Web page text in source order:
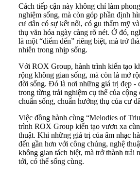
Cách tiếp cận này không chỉ làm
nghiệm sống, mà còn góp phần định
cư dân có sự kết nối, có gu thẩm mỹ
thụ văn hóa ngày càng rõ nét. Ở đó,
là một “điểm đến” riêng biệt, mà trở
nhiên trong nhịp sống.
Với ROX Group, hành trình kiến tạo
rộng không gian sống, mà còn là mở
đời sống. Đó là nơi những giá trị đẹp -
trong từng trải nghiệm cụ thể của cộng
chuẩn sống, chuẩn hưởng thụ của cư
Việc đồng hành cùng “Melodies of
trình ROX Group kiến tạo vươn xa
thuật. Khi những giá trị của âm nhạc
đến gần hơn với công chúng, nghệ
không gian tách biệt, mà trở thành trải
tới, có thể sống cùng.